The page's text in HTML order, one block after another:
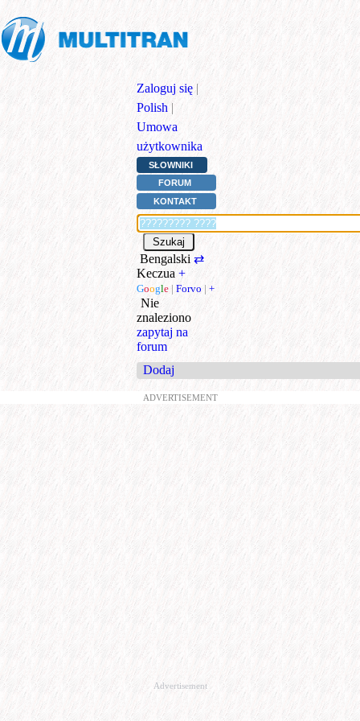
Zaloguj się |
Polish |
Umowa
użytkownika
SŁOWNIKI
FORUM
KONTAKT
Bengalski ⇄
Keczua +
Google | Forvo | +
Nie
znaleziono
zapytaj na
forum
Dodaj
ADVERTISEMENT
Advertisement